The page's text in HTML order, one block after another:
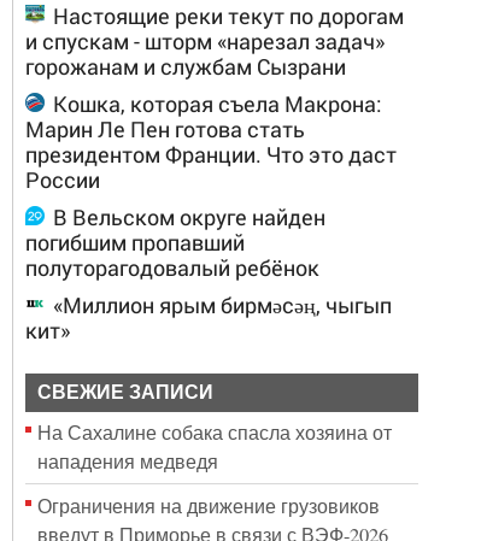
Настоящие реки текут по дорогам
и спускам - шторм «нарезал задач»
горожанам и службам Сызрани
Кошка, которая съела Макрона:
Марин Ле Пен готова стать
президентом Франции. Что это даст
России
В Вельском округе найден
погибшим пропавший
полуторагодовалый ребёнок
«Миллион ярым бирмәсәң, чыгып
кит»
СВЕЖИЕ ЗАПИСИ
На Сахалине собака спасла хозяина от
нападения медведя
Ограничения на движение грузовиков
введут в Приморье в связи с ВЭФ-2026